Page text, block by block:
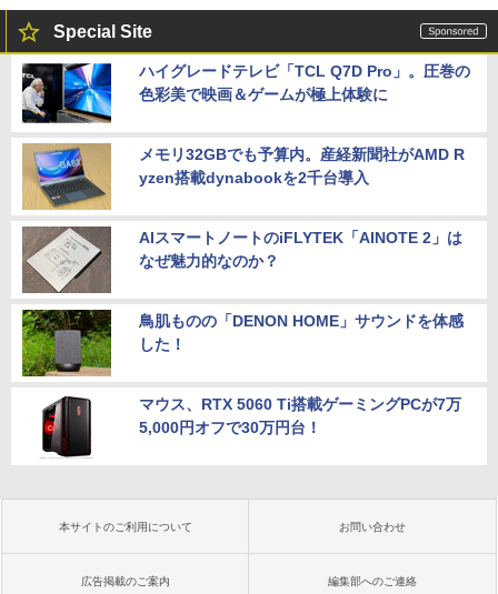
Special Site
ハイグレードテレビ「TCL Q7D Pro」。圧巻の
色彩美で映画＆ゲームが極上体験に
メモリ32GBでも予算内。産経新聞社がAMD R
yzen搭載dynabookを2千台導入
AIスマートノートのiFLYTEK「AINOTE 2」は
なぜ魅力的なのか？
鳥肌ものの「DENON HOME」サウンドを体感
した！
マウス、RTX 5060 Ti搭載ゲーミングPCが7万
5,000円オフで30万円台！
本サイトのご利用について お問い合わせ
広告掲載のご案内 編集部へのご連絡